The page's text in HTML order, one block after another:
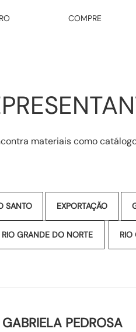
COMPRE
materiais como
SANTO EXPORTAÇÃO
RIO GRANDE DO NORTE RIO
GABRIELA PEDROSA